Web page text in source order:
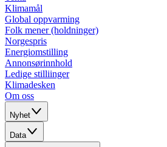
Klimamål
Global oppvarming
Folk mener (holdninger)
Norgespris
Energiomstilling
Annonsørinnhold
Ledige stilliinger
Klimadesken
Om oss
Nyhet
Data